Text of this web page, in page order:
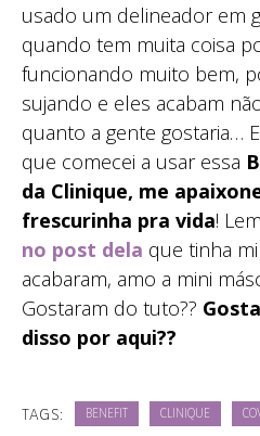
usado um delineador em
quando tem muita coisa
funcionando muito bem,
sujando e eles acabam
quanto a gente gostaria…
que comecei a usar essa
da Clinique, me
frescurinha pra vida!
no post dela que tinha
acabaram, amo a mini
Gostaram do tuto??
disso por aqui??
TAGS: BENEFIT CLINIQUE